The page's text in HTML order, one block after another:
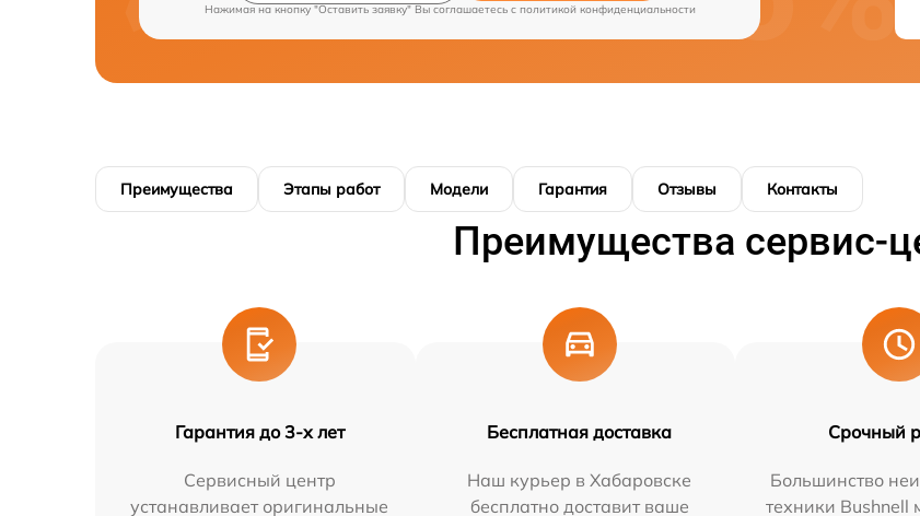
Нажимая на кнопку "Оставить заявку" Вы соглашаетесь c политикой конфиденциальности
Преимущества Этапы работ Модели Гарантия Отзывы Контакты
Преимущества сервис-
Гарантия до 3-х лет
Сервисный центр
устанавливает оригинальные
Бесплатная доставка
Наш курьер в Хабаровске
бесплатно доставит ваше
Срочный
Большинство
техники Bushnell